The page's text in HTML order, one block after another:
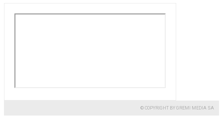
© COPYRIGHT BY GREMI MEDIA SA